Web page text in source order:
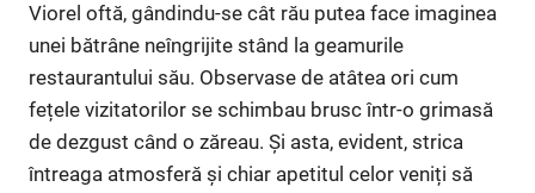
Viorel oftă, gândindu-se cât rău putea face imaginea
unei bătrâne neîngrijite stând la geamurile
restaurantului său. Observase de atâtea ori cum
fețele vizitatorilor se schimbau brusc într-o grimasă
de dezgust când o zăreau. Și asta, evident, strica
întreaga atmosferă și chiar apetitul celor veniți să